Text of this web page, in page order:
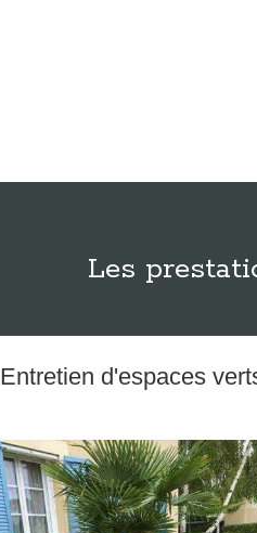
Les
Entretien d'espaces